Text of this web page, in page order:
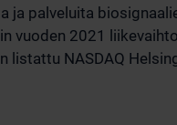
ja palveluita
vuoden 2021
listattu NASDAQ